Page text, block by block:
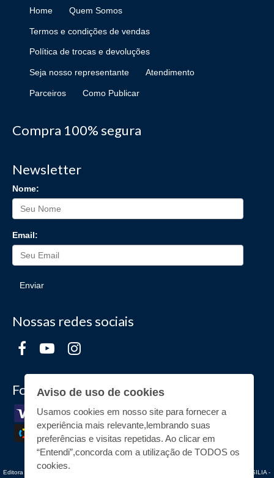
Home Quem Somos
Termos e condições de vendas
Política de trocas e devoluções
Seja nosso representante Atendimento
Parceiros Como Publicar
Compra 100% segura
Newsletter
Nome:
Email:
Enviar
Nossas redes sociais
Formas de Pagamento
Editora UnB - CNPJ n° 00.038.174/0019-72 - UnB, Centro de Vivência - Asa Sul - - BRASILIA -
Aviso de uso de cookies
Usamos cookies em nosso site para fornecer a
experiência mais relevante,lembrando suas
preferências e visitas repetidas. Ao clicar em
“Entendi”,concorda com a utilização de TODOS os
cookies.